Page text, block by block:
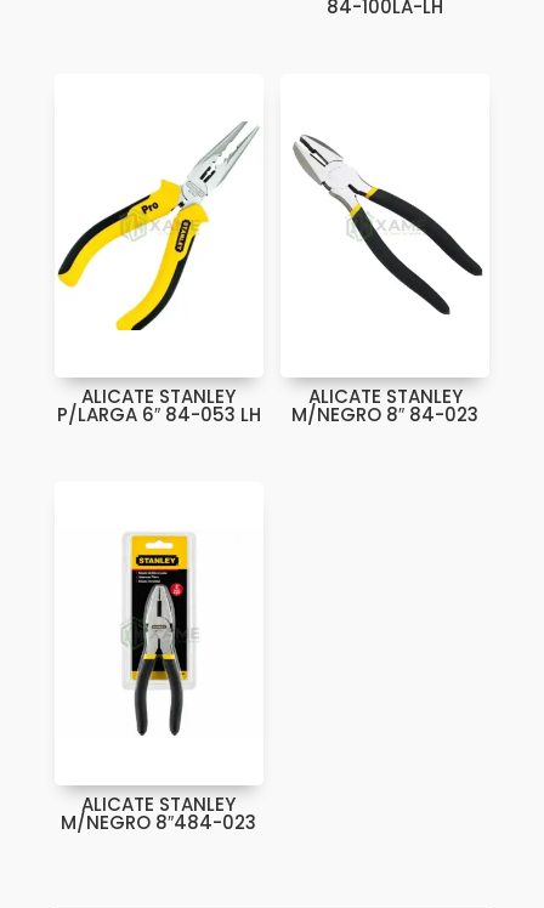
84-100LA-LH
ALICATE STANLEY
P/LARGA 6″ 84-053 LH
ALICATE STANLEY
M/NEGRO 8″ 84-023
ALICATE STANLEY
M/NEGRO 8″484-023